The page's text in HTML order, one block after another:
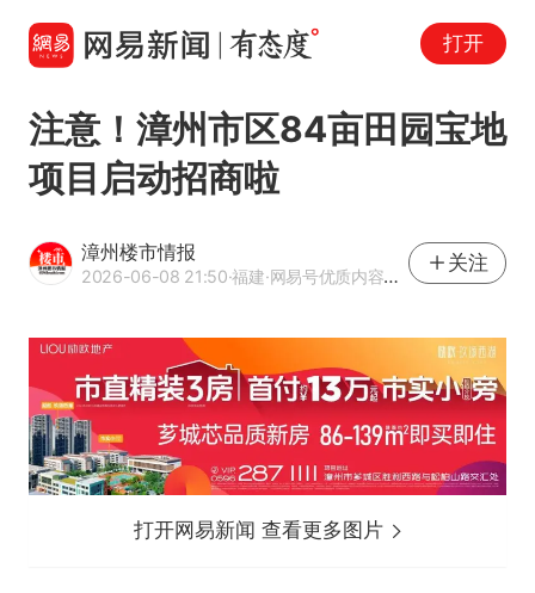
打开
注意！漳州市区84亩田园宝地
项目启动招商啦
漳州楼市情报
2026-06-08 21:50·福建·网易号优质内容创作者
关注
打开网易新闻 查看更多图片